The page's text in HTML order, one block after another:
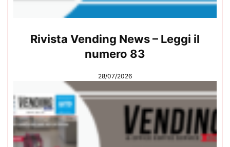
Rivista Vending News – Leggi il
numero 83
28/07/2026